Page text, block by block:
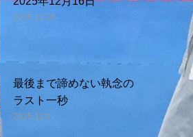
2025.12.16
最後まで諦めない執念の
ラスト一秒
2025.12.9